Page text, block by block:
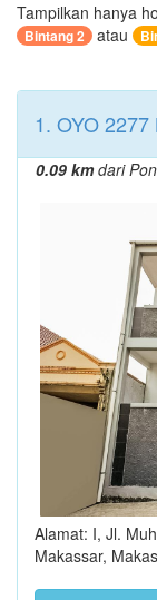
Tampilkan hanya
Bintang 2
atau
1. OYO
0.09 kmdari
Alamat: I, Jl.
Makassar,